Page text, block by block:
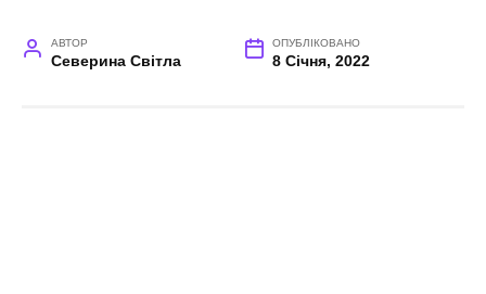
АВТОР
Северина Світла
ОПУБЛІКОВАНО
8 Січня, 2022